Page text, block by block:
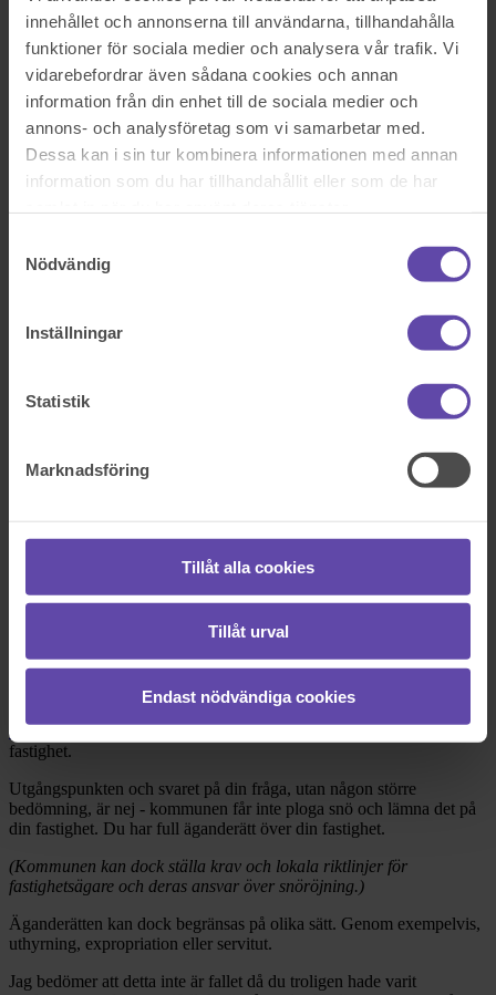
innehållet och annonserna till användarna, tillhandahålla
funktioner för sociala medier och analysera vår trafik. Vi
vidarebefordrar även sådana cookies och annan
information från din enhet till de sociala medier och
annons- och analysföretag som vi samarbetar med.
Dessa kan i sin tur kombinera informationen med annan
information som du har tillhandahållit eller som de har
Nödvändig
Inställningar
Statistik
Marknadsföring
Tillåt alla cookies
Tillåt urval
Endast nödvändiga cookies
Placera snö på annans mark
Sök efter en fråga
Se alla frågor Se alla frågor
Bostad & Fastighet
Placera snö på annans mark
Fråga om snöröjning:
Sök efter en fråga
Boka tid med jurist
Rådgivarens svar
Hej, tack för din fråga!
Som fastighetsägare, ägare över delar av jord/mark, har du full
äganderättoch får mer eller mindre råda som du vill över din
fastighet.
Utgångspunkten och svaret på din fråga, utan någon större
bedömning, är nej - kommunen får inte ploga snö och lämna det på
din fastighet. Du har full äganderätt över din fastighet.
(Kommunen kan dock ställa krav och lokala riktlinjer för
fastighetsägare och deras ansvar över snöröjning.)
Äganderätten kan dock begränsas på olika sätt. Genom exempelvis,
uthyrning, expropriation eller servitut.
Jag bedömer att detta inte är fallet då du troligen hade varit